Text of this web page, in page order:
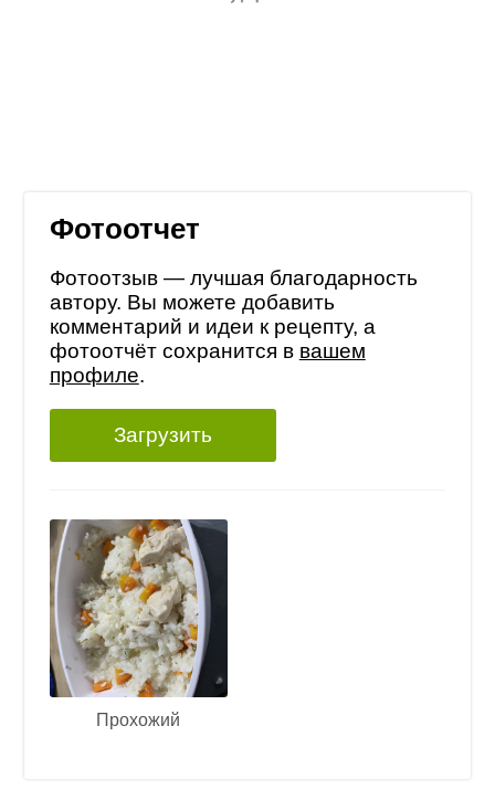
Фотоотчет
Фотоотзыв — лучшая благодарность
автору. Вы можете добавить
комментарий и идеи к рецепту, а
фотоотчёт сохранится в вашем
профиле.
Загрузить
Прохожий